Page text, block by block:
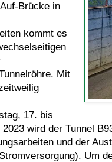
Brücke in
kommt es
Mit
17. bis
wird der Tunnel
und der
Um